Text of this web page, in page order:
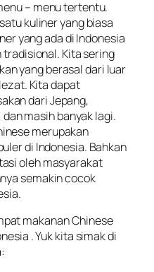
– menu tertentu.
kuliner yang biasa
yang ada di Indonesia
Kita sering
yang berasal dari luar
Kita dapat
dari Jepang,
masih banyak lagi.
merupakan
di Indonesia. Bahkan
oleh masyarakat
semakin cocok
makananChinese
. Yuk kita simak di